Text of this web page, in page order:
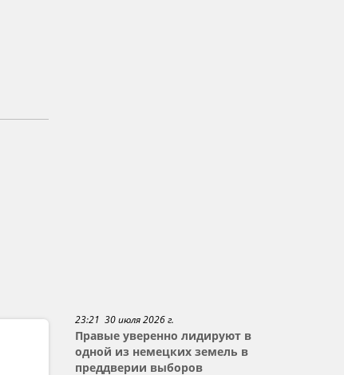
23:21 30 июля 2026 г.
Правые уверенно лидируют в
одной из немецких земель в
преддверии выборов